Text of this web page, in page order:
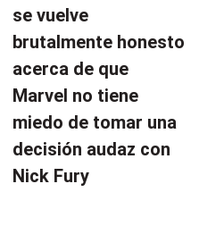
se vuelve
brutalmente honesto
acerca de que
Marvel no tiene
miedo de tomar una
decisión audaz con
Nick Fury